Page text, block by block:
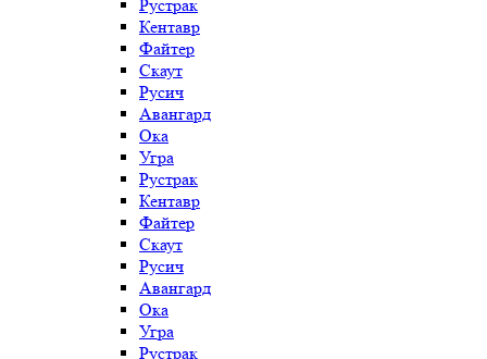
Рустрак
Кентавр
Файтер
Скаут
Русич
Авангард
Ока
Угра
Рустрак
Кентавр
Файтер
Скаут
Русич
Авангард
Ока
Угра
Рустрак